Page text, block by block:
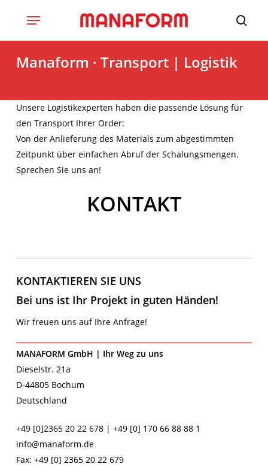
main
Manaform · Transport | Logistik
Unsere Lo­gis­tik­ex­per­ten ha­ben die pas­sen­de Lö­sung für
den Transport Ihrer Order:
Von der Anlieferung des Materials zum abgestimmten
Zeitpunkt über einfachen Abruf der Schalungsmengen.
Sprechen Sie uns an!
KONTAKT
KONTAKTIEREN SIE UNS
Bei uns ist Ihr Projekt in guten Händen!
Wir freuen uns auf Ihre Anfrage!
MANAFORM GmbH | Ihr Weg zu uns
Dieselstr. 21a
D-44805 Bochum
Deutschland
+49 [0]2365 20 22 678 | +49 [0] 170 66 88 88 1
info@manaform.de
Fax: +49 [0] 2365 20 22 679